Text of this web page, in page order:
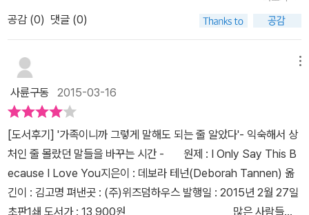
을 것이다라고 생각하게 되는 데서 부터 문제가 생기게 되는 것이 아
닌가 싶다. <가족이니까 그렇게 말해도 되는 줄 알았다>에서도 말한
다.결국 서로 다름을 알아야 하고, 상대방의 입장에서도 생각해 볼 줄
알아야 하며 프레임을 재설정하라는 것이다. 프레임을 재설정하면 우
수 있다. 프레임 재설정은 더 좋은 결과를 내기 위해 자신의 말하는 방
식을 바꾸는 것을 뜻하기도 한다. p 328 제목부터 나를 위한 책인 것
같은 느낌이 드는 <가족이니까 그렇게 말해도 되는 줄 알았다>를 읽
는 것 자체만으로도 힐링이 되어주는 책이다. 또한 사례들을 통한 이
야기에서 나도 가족의 누군가에게 의도치 않게 상처를 주었음을 느낄
수 있게 되며, 상대방의 입장을 이해할 수 있게도 해준다. 많은 사람들
한 말은 아닌지 헤아려야 합니다. 그리고 내가 어디까지나 결속을 위
한 말을 하고 있다고 생각할 때도 그것이 또 한편으로 통제하려는 것
으로 비치진 않을지 조심해야 해요. 책 안에는 주제와 관련된 외국의
실제 사례들을 통해 어떤 화법을 쓰면 논쟁을 피하고 더 좋은 결과를
낼 수 있는지에이해를 돕고있어요 읽다보면 우리일상과 다를게 없기
때문인지공감이 가지않을 수 없답니다. 한편으론 제3자가 되어 바라
보니 나의 잘못된 해석으로 인해 가족에게 상처를무수히 주었구
나! 미안하고 부끄러웠어요이제부턴 가족이니깐 상처가 될 말들을 바
꾸어 말하려고 합니다.​말에 대한 말하기를 통해 서로의 입장을 이해
하고 오해를 푸는 시간을 가끔씩이라도 가져보면 하루하루 달라져 가
는 관계를 느끼게 될 것입니다.내가 그토록 원했던 가족 관계를 다시
버리기도 하네요.부모와 자녀의 유대감, 형제자매의 유대감만큼 끈끈
해 배려하면서 말하거나 행동한것인데 상대방은 그것을 통제라고 생
각하고,나는 단순한 말뜻인 메시지를 전달한것인데, 상대방은 그 속
에 특별한 의미를 부여한 메타메시지로 받아들여 서로에게 상처만 주
는것 같아요.메타메시지로 인해 조금이라도 비판의 기미가 보일라치
면 재빨리, 과민하게 반응을 해서또다른 양상을 만들죠.부모님과 동
생이 그렇고, 동생과 제가 그런 사이 같아요.책에 줄을 그어가면서 열
심히 읽었어요.처음엔 친정식구에 한정해서 생각했고, 점점 남편과의
다툼도 생각하게 되었어요.말이 전하는 힘이 때론 위로와 용기가 되
읽고난 느낌은 역시나 읽길 잘했다였습니다. 차례부터 한글자 한글
자가 모두 공감이 가는 글들이었어요 어쩜이리도 사람 심리를 파고드
는지...혹시 지은이는 심리학을 전공했을까? 라는 의문이 들었어요
그런데 의외로 언어전공이시더라구요 물론 심리와 유사한 철학을 공
라하면 남들보다 모국어를 제외한 제2외국어를 더 많이 알고 있는 사
람이라는 막연한 생각이었는데 정말 언어에 감정을 불어 넣는 공부를
하셨나? 라는 생각이 들정도 였답니다.언어마술사라고 해도 과연이
아닐정도라고 해야 할까요 사람과 사람이 만나면 자연스럽게 발생할
수 밖에 없는 언어로 인해 이렇게나 사람과 사람간의 관계까지도 엄
청난 영향을 미치는 구나를 새삼스럽게 다시한번 깨닫게 되는 계기도
공감 (0) 댓글 (0)
사륜구동 2015-03-16
[도서후기] '가족이니까 그렇게 말해도 되는 줄 알았다'- 익숙해서 상
처인 줄 몰랐던 말들을 바꾸는 시간 - 원제 : I Only Say This B
ecause I Love You​지은이 : ​데보라 테넌(Deborah Tannen) 옮
긴이 : 김고명 펴낸곳 : (주)위즈덤하우스 발행일 :​ 2015년 2월 27일
초판1쇄 도서가 : 13,900원 많은 사람들이